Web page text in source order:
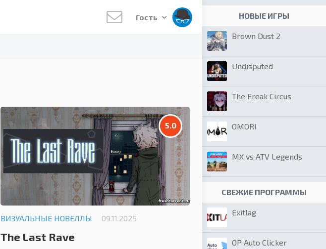
Гость
5.0
ВИЗУАЛЬНЫЕ НОВЕЛЛЫ 09.11.2025
The Last Rave
НОВЫЕ ИГРЫ
Brown Dust 2
Undisputed
The Freak Circus
OMORI
MX vs ATV Legends
СВЕЖИЕ ПРОГРАММЫ
Exitlag
OP Auto Clicker